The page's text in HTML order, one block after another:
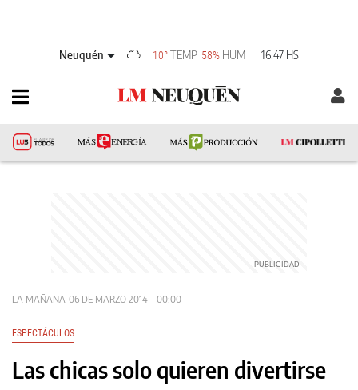
Neuquén 10° TEMP 58% HUM 16:47 HS
LA MAÑANA 06 DE MARZO 2014 - 00:00
ESPECTÁCULOS
Las chicas solo quieren divertirse